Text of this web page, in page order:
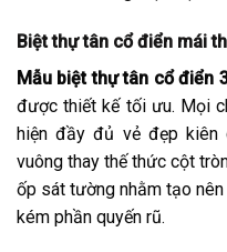
Biệt thự tân cổ điển mái
Mẫu biệt thự tân cổ điển
được thiết kế tối ưu. Mọi
hiện đầy đủ vẻ đẹp kiên
vuông thay thế thức cột
ốp sát tường nhằm tạo
kém phần quyến rũ.